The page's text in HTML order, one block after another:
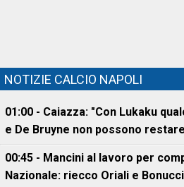
NOTIZIE CALCIO NAPOLI
01:00 - Caiazza: "Con Lukaku
e De Bruyne non possono
00:45 - Mancini al lavoro per
Nazionale: riecco Oriali e Bonucci